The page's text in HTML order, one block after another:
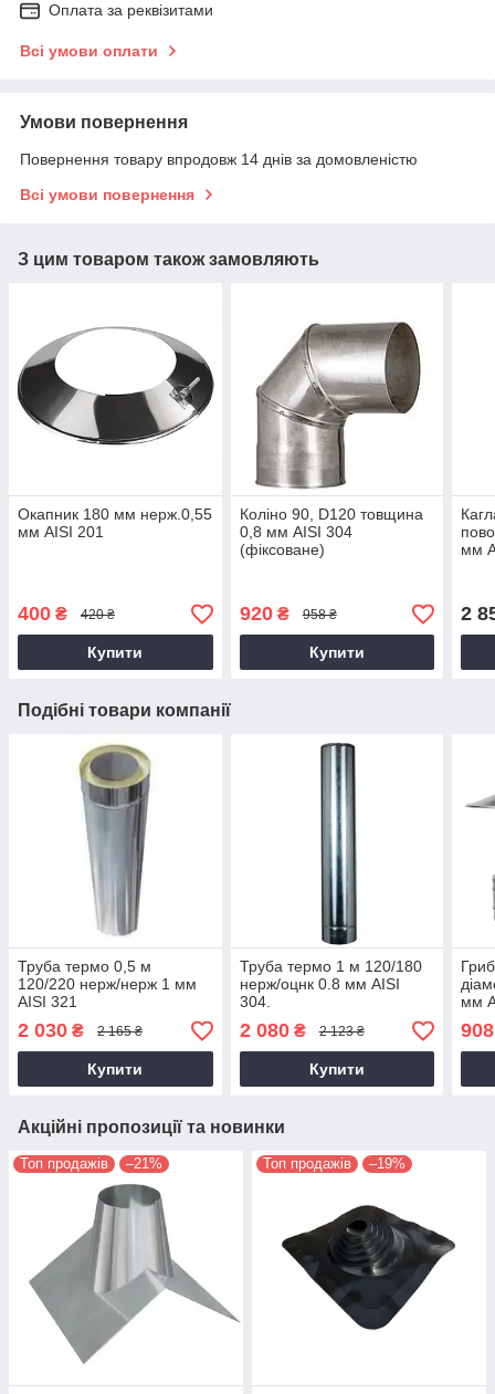
Оплата за реквізитами
Всі умови оплати
Умови повернення
Повернення товару впродовж 14 днів за домовленістю
Всі умови повернення
З цим товаром також замовляють
Окапник 180 мм нерж.0,55
мм AISI 201
400 ₴ 420 ₴
Купити
Коліно 90, D120 товщина
0,8 мм AISI 304
(фіксоване)
920₴ 958 ₴
Купити
мм
2
Подібні товари компанії
Труба термо 0,5 м
120/220 нерж/нерж 1 мм
AISI 321
2 030 ₴ 2 165 ₴
Купити
Труба термо 1 м 120/180
нерж/оцнк 0.8 мм AISI
304.
2 080₴ 2 123 ₴
Купити
мм
908
Акційні пропозиції та новинки
Топ продажів –21% Топ продажів –19%